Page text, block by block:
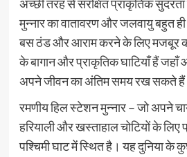
अच्छी तरह से संरक्षित प्राकृतिक सुंदरता
मुन्नार का वातावरण और जलवायु बहुत
बस ठंड और आराम करने के लिए मजबूर
के बागान और प्राकृतिक घाटियाँ हैं
अपने जीवन का अंतिम समय रख सकते
रमणीय हिल स्टेशन मुन्नार – जो अपने
हरियाली और खस्ताहाल चोटियों के लिए
पश्चिमी घाट में स्थित है। यह दुनिया के